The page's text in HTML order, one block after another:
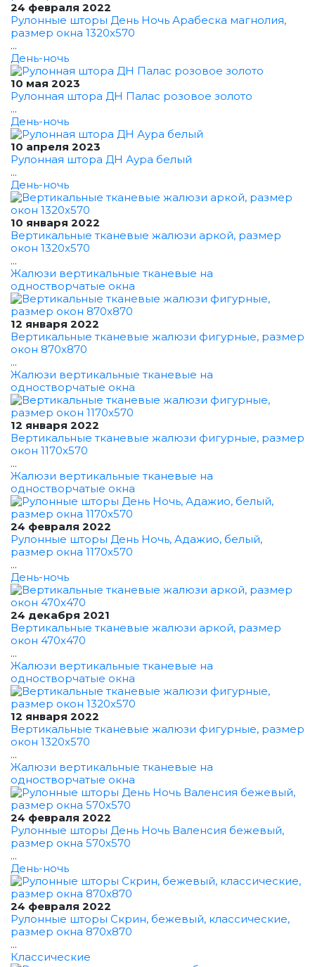
24 февраля 2022
Рулонные шторы День Ночь Арабеска магнолия,
размер окна 1320x570
...
День-ночь
10 мая 2023
Рулонная штора ДН Палас розовое золото
...
День-ночь
10 апреля 2023
Рулонная штора ДН Аура белый
...
День-ночь
10 января 2022
Вертикальные тканевые жалюзи аркой, размер
окон 1320x570
...
Жалюзи вертикальные тканевые на
одностворчатые окна
12 января 2022
Вертикальные тканевые жалюзи фигурные, размер
окон 870x870
...
Жалюзи вертикальные тканевые на
одностворчатые окна
12 января 2022
Вертикальные тканевые жалюзи фигурные, размер
окон 1170x570
...
Жалюзи вертикальные тканевые на
одностворчатые окна
24 февраля 2022
Рулонные шторы День Ночь, Адажио, белый,
размер окна 1170x570
...
День-ночь
24 декабря 2021
Вертикальные тканевые жалюзи аркой, размер
окон 470x470
...
Жалюзи вертикальные тканевые на
одностворчатые окна
12 января 2022
Вертикальные тканевые жалюзи фигурные, размер
окон 1320x570
...
Жалюзи вертикальные тканевые на
одностворчатые окна
24 февраля 2022
Рулонные шторы День Ночь Валенсия бежевый,
размер окна 570x570
...
День-ночь
24 февраля 2022
Рулонные шторы Скрин, бежевый, классические,
размер окна 870x870
...
Классические